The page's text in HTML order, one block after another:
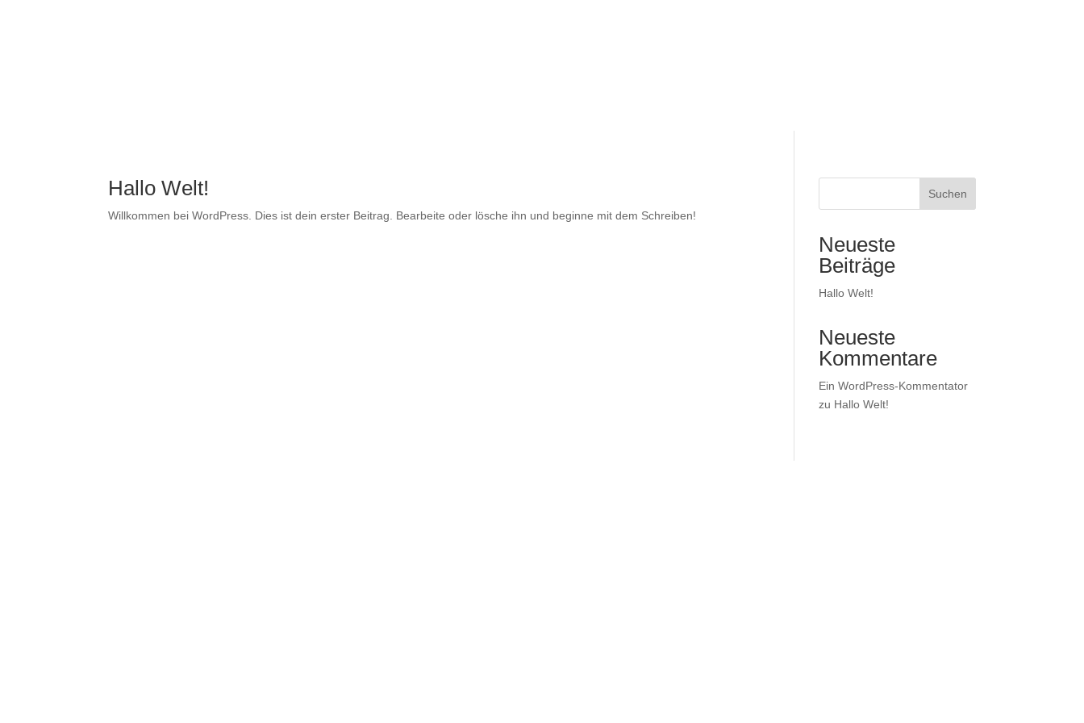
Hallo Welt!
Willkommen bei WordPress. Dies ist dein erster Beitrag. Bearbeite oder lösche ihn und beginne mit dem Schreiben!
Suchen
Neueste
Beiträge
Hallo Welt!
Neueste
Kommentare
Ein WordPress-Kommentator
zu Hallo Welt!